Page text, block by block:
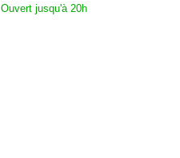
Ouvert jusqu'à 20h